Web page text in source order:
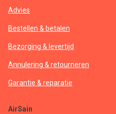
Advies
Bestellen & betalen
Bezorging & levertijd
Annulering & retourneren
Garantie & reparatie
AirSain